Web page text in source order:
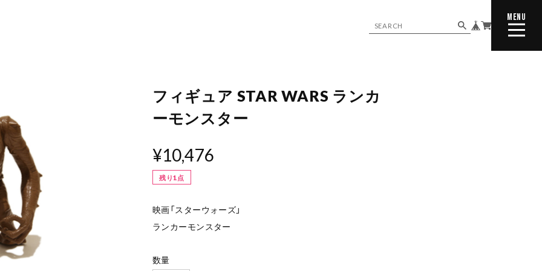
MENU
CLOSE
フィギュア STAR WARS ランカ
ーモンスター
¥10,476
残り1点
映画「スターウォーズ」
ランカーモンスター
数量